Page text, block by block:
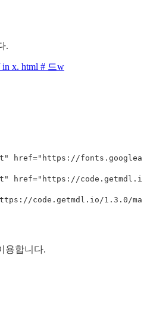
.
in x. html # 드w
href="https://
href="https://
code.getmdl.io/1.3.0/
용합니다.